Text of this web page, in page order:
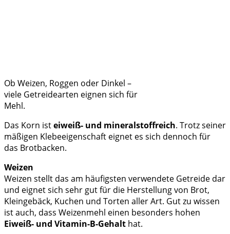
Ob Weizen, Roggen oder Dinkel –
viele Getreidearten eignen sich für
Mehl.
Das Korn isteiweiß- und mineralstoffreich. Trotz seiner
mäßigen Klebeeigenschaft eignet es sich dennoch für
das Brotbacken.
Weizen
Weizen stellt das am häufigsten verwendete Getreide dar
und eignet sich sehr gut für die Herstellung von Brot,
Kleingebäck, Kuchen und Torten aller Art. Gut zu wissen
ist auch, dass Weizenmehl einen besonders hohen
Eiweiß- und Vitamin-B-Gehalt hat.